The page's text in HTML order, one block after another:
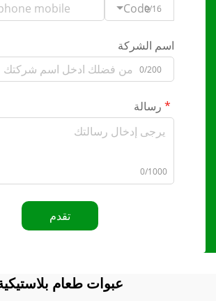
Code0/16
اسم الشركة
0/200
رسالة
0/1000
تقدم
عبوات طعام